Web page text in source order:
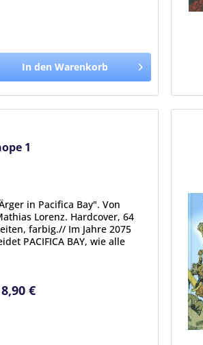
In den Warenkorb
1
in Pacifica Bay". Von
Lorenz. Hardcover, 64
farbig.// Im Jahre 2075
PACIFICA BAY, wie alle
Ramenküche auf...
€